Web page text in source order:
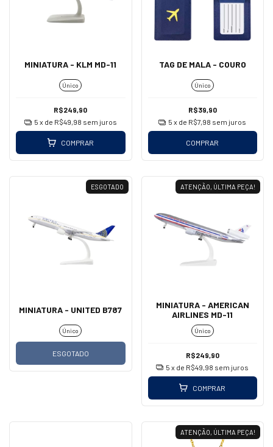
MINIATURA - KLM MD-11
Único
R$249,90
5 x de R$49,98 sem juros
COMPRAR
TAG DE MALA - COURO
Único
R$39,90
5 x de R$7,98 sem juros
COMPRAR
ESGOTADO
MINIATURA - UNITED B787
Único
ESGOTADO
ATENÇÃO, ÚLTIMA PEÇA!
MINIATURA - AMERICAN
AIRLINES MD-11
Único
R$249,90
5 x de R$49,98 sem juros
COMPRAR
ATENÇÃO, ÚLTIMA PEÇA!